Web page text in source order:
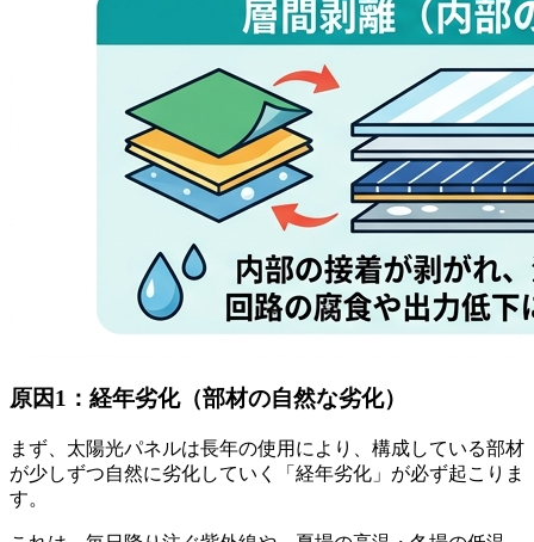
原因1：経年劣化（部材の自然な劣化）
まず、太陽光パネルは長年の使用により、構成している部材
が少しずつ自然に劣化していく「経年劣化」が必ず起こりま
す。